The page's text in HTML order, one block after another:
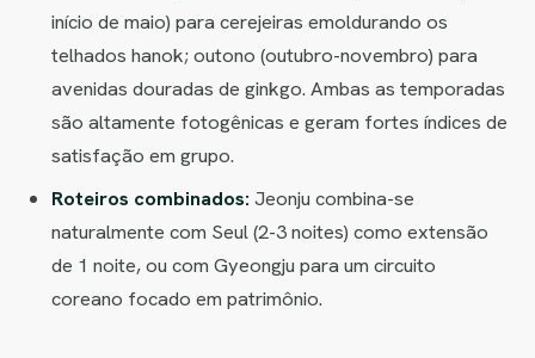
início de maio) para cerejeiras emoldurando os
telhados hanok; outono (outubro-novembro) para
avenidas douradas de ginkgo. Ambas as temporadas
são altamente fotogênicas e geram fortes índices de
satisfação em grupo.
Roteiros combinados: Jeonju combina-se
naturalmente com Seul (2-3 noites) como extensão
de 1 noite, ou com Gyeongju para um circuito
coreano focado em patrimônio.